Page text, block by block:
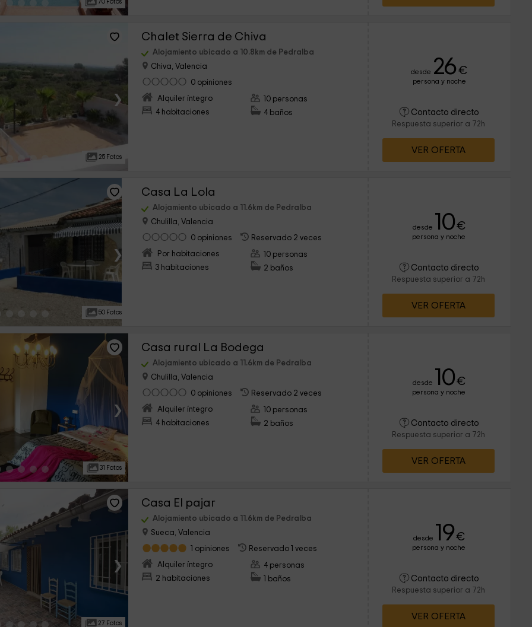
70 Fotos
›
25 Fotos
Chalet Sierra de Chiva
Alojamiento ubicado a 10.8km de Pedralba
Chiva, Valencia
0 opiniones
Alquiler íntegro
4 habitaciones
10 personas
4 baños
desde 26 €
persona y noche
Contacto directo
Respuesta superior a 72h
VER OFERTA
›
50 Fotos
Casa La Lola
Alojamiento ubicado a 11.6km de Pedralba
Chulilla, Valencia
0 opiniones
Reservado 2 veces
Por habitaciones
3 habitaciones
10 personas
2 baños
desde 10€
persona y noche
Contacto directo
Respuesta superior a 72h
VER OFERTA
›
31 Fotos
Casa rural La Bodega
Alojamiento ubicado a 11.6km de Pedralba
Chulilla, Valencia
0 opiniones
Reservado 2 veces
Alquiler íntegro
4 habitaciones
10 personas
2 baños
desde 10€
persona y noche
Contacto directo
Respuesta superior a 72h
VER OFERTA
›
27 Fotos
Casa El pajar
Alojamiento ubicado a 11.6km de Pedralba
Sueca, Valencia
1 opiniones
Reservado 1 veces
Alquiler íntegro
2 habitaciones
4 personas
1 baños
desde 19€
persona y noche
Contacto directo
Respuesta superior a 72h
VER OFERTA